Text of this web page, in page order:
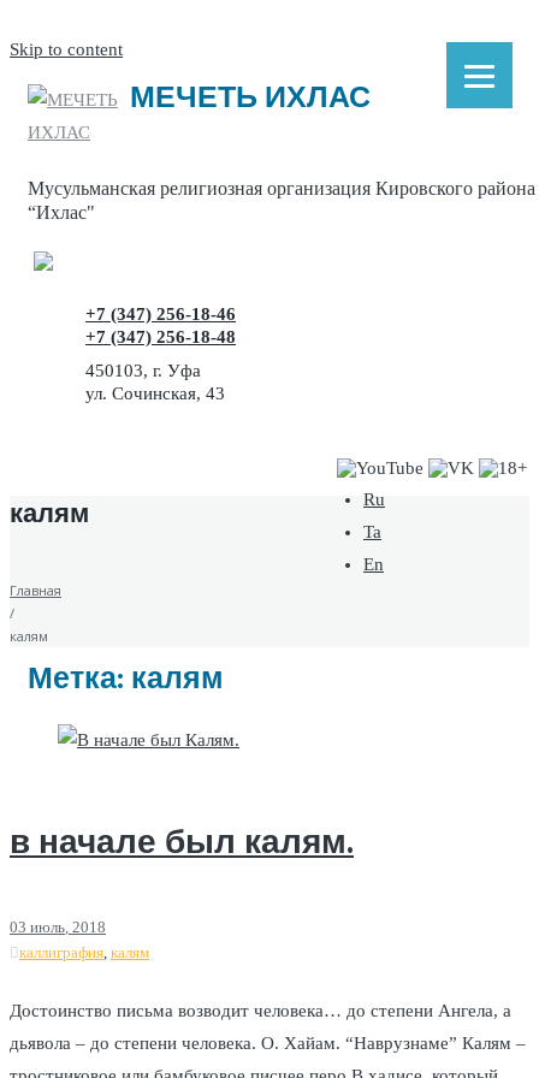
Skip to content
МЕЧЕТЬ ИХЛАС
Мусульманская религиозная организация Кировского
“Ихлас"
+7 (347) 256-18-46
+7 (347) 256-18-48
450103, г. Уфа
ул. Сочинская, 43
Ru
Ta
En
калям
Главная
/
калям
Метка: калям
в начале был калям.
03 июль , 2018
каллиграфия калям
Достоинство письма возводит человека… до степени Ангела, а
дьявола – до степени человека. О. Хайам. “Наврузнаме” Калям –